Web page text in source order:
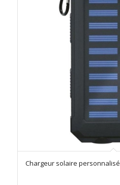
Chargeur solaire personnalisé